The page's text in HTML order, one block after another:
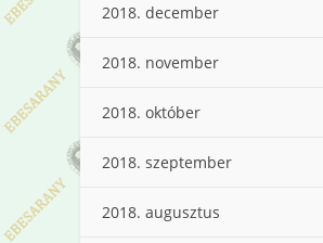
2018. december
2018. november
2018. október
2018. szeptember
2018. augusztus